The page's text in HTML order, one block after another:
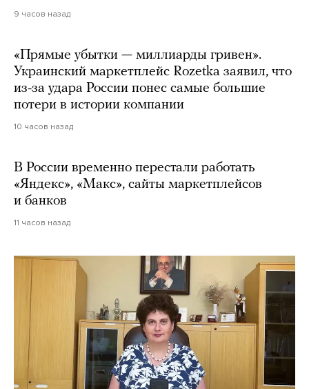
9 часов назад
«Прямые убытки — миллиарды гривен».
Украинский маркетплейс Rozetka заявил, что
из-за удара России понес самые большие
потери в истории компании
10 часов назад
В России временно перестали работать
«Яндекс», «Макс», сайты маркетплейсов
и банков
11 часов назад